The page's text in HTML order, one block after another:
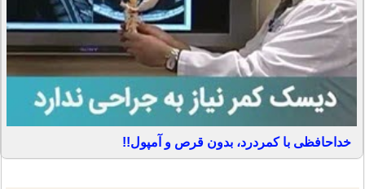
خداحافظی با کمردرد، بدون قرص و آمپول!!